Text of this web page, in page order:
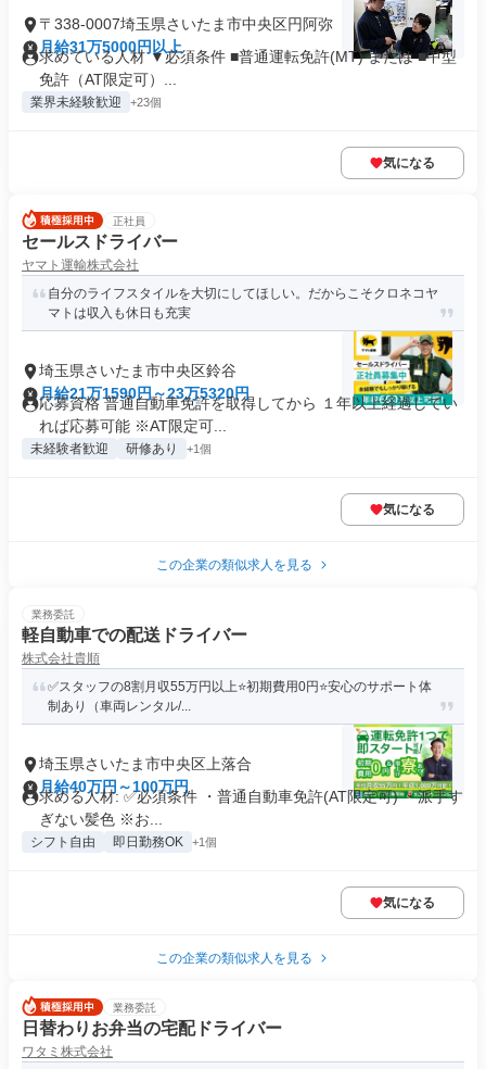
〒338-0007埼玉県さいたま市中央区円阿弥
月給31万5000円以上
求めている人材 ▼必須条件 ■普通運転免許(MT) または ■中型
免許（AT限定可）...
業界未経験歓迎 +23個
気になる
正社員
セールスドライバー
ヤマト運輸株式会社
自分のライフスタイルを大切にしてほしい。だからこそクロネコヤ
マトは収入も休日も充実
埼玉県さいたま市中央区鈴谷
月給21万1590円～23万5320円
応募資格 普通自動車免許を取得してから １年以上経過してい
れば応募可能 ※AT限定可...
未経験者歓迎 研修あり +1個
気になる
この企業の類似求人を見る
業務委託
軽自動車での配送ドライバー
株式会社貴順
✅スタッフの8割月収55万円以上⭐️初期費用0円⭐️安心のサポート体
制あり（車両レンタル/...
埼玉県さいたま市中央区上落合
月給40万円～100万円
求める人材: ✅️必須条件 ・普通自動車免許(AT限定可) ・派手す
ぎない髪色 ※お...
シフト自由 即日勤務OK +1個
気になる
この企業の類似求人を見る
業務委託
日替わりお弁当の宅配ドライバー
ワタミ株式会社